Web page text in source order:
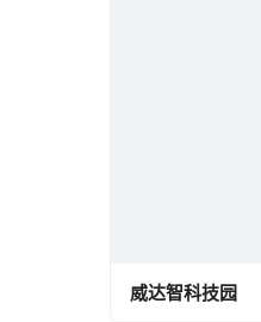
威达智科技园